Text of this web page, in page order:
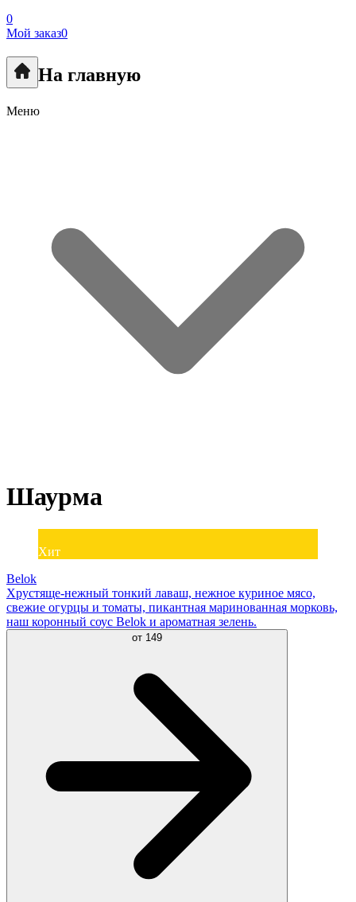
0
Мой заказ0
На главную
Меню
Шаурма
Хит
Belok
Хрустяще-нежный тонкий лаваш, нежное куриное мясо,
свежие огурцы и томаты, пикантная маринованная морковь,
наш коронный соус Belok и ароматная зелень.
от 149